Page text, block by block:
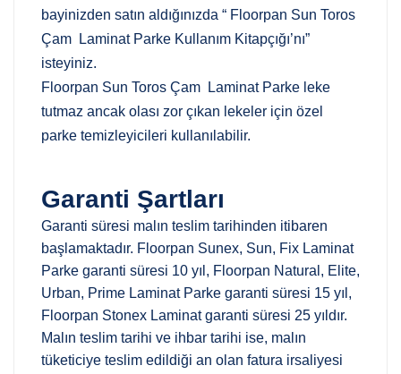
bayinizden satın aldığınızda “ Floorpan Sun Toros
Çam Laminat Parke Kullanım Kitapçığı’nı”
isteyiniz.
Floorpan Sun Toros Çam Laminat Parke leke
tutmaz ancak olası zor çıkan lekeler için özel
parke temizleyicileri kullanılabilir.
Garanti Şartları
Garanti süresi malın teslim tarihinden itibaren
başlamaktadır. Floorpan Sunex, Sun, Fix Laminat
Parke garanti süresi 10 yıl, Floorpan Natural, Elite,
Urban, Prime Laminat Parke garanti süresi 15 yıl,
Floorpan Stonex Laminat garanti süresi 25 yıldır.
Malın teslim tarihi ve ihbar tarihi ise, malın
tüketiciye teslim edildiği an olan fatura irsaliyesi